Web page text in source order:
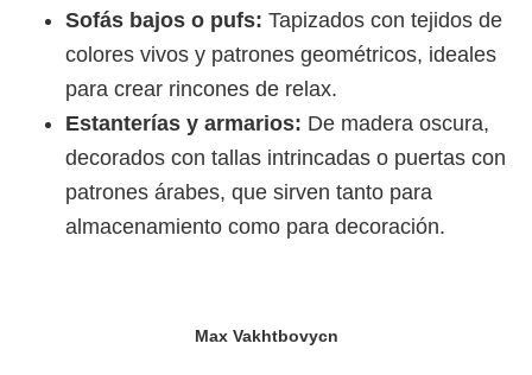
Sofás bajos o pufs: Tapizados con tejidos de
colores vivos y patrones geométricos, ideales
para crear rincones de relax.
Estanterías y armarios: De madera oscura,
decorados con tallas intrincadas o puertas con
patrones árabes, que sirven tanto para
almacenamiento como para decoración.
Max Vakhtbovycn